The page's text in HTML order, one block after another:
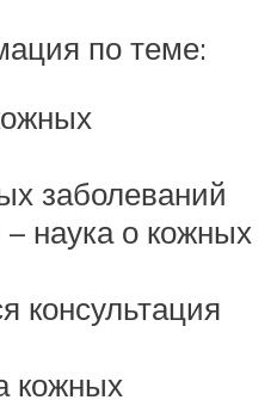
по теме:
заболеваний
наука о кожных
консультация
кожных